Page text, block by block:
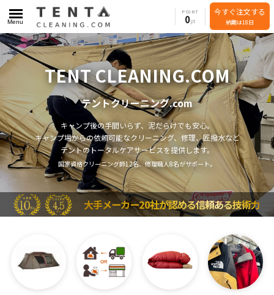
POINT
0
今すぐ注文する
納期は18日
Menu
TENT CLEANING.COM
テントクリーニング.com
キャンプ後の手間いらず、泥だらけでも安心。
キャンプ場からの依頼可能なクリーニング、修理、匠撥水など
テントのトータルケアサービスを提供します。
国家資格クリーニング師12名、修理職人8名がサポート。
大手メーカー20社が認める信頼ある技術力